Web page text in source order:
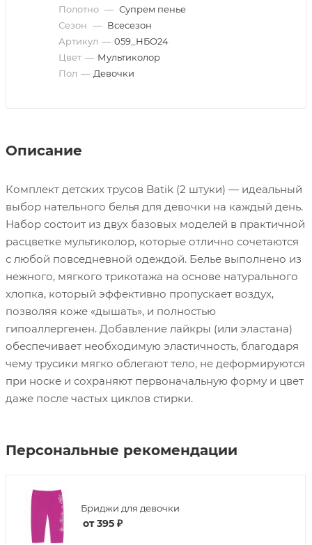
Полотно — Супрем пенье
Сезон — Всесезон
Артикул — 059_НБО24
Цвет — Мультиколор
Пол — Девочки
Описание
Комплект детских трусов Batik (2 штуки) — идеальный
выбор нательного белья для девочки на каждый день.
Набор состоит из двух базовых моделей в практичной
расцветке мультиколор, которые отлично сочетаются
с любой повседневной одеждой. Белье выполнено из
нежного, мягкого трикотажа на основе натурального
хлопка, который эффективно пропускает воздух,
позволяя коже «дышать», и полностью
гипоаллергенен. Добавление лайкры (или эластана)
обеспечивает необходимую эластичность, благодаря
чему трусики мягко облегают тело, не деформируются
при носке и сохраняют первоначальную форму и цвет
даже после частых циклов стирки.
Персональные рекомендации
Бриджи для девочки
от395 ₽